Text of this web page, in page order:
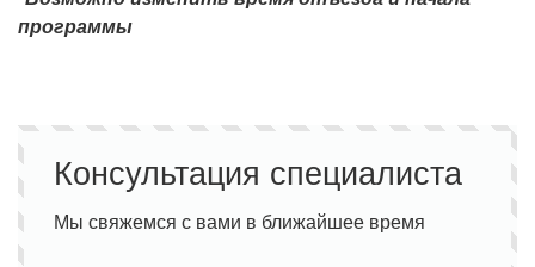
программы
Консультация специалиста
Мы свяжемся с вами в ближайшее время